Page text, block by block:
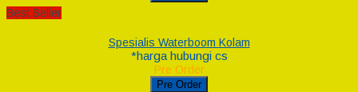
Best Seller
Spesialis Waterboom Kolam
*harga hubungi cs
Pre Order
Pre Order